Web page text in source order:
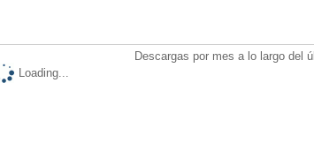
Descargas por mes a lo largo del
Loading...